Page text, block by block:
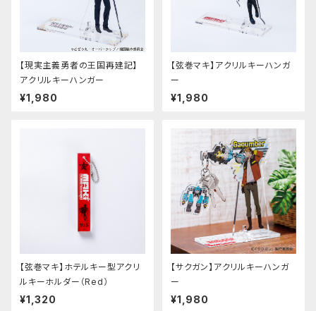
【現実主義勇者の王国再建記】
アクリルキーハンガー
¥1,980
【弦巻マキ】アクリルキーハンガ
ー
¥1,980
【弦巻マキ】ホテルキー型アクリ
ルキーホルダー（Red）
¥1,320
【サクガン】アクリルキーハンガ
ー
¥1,980